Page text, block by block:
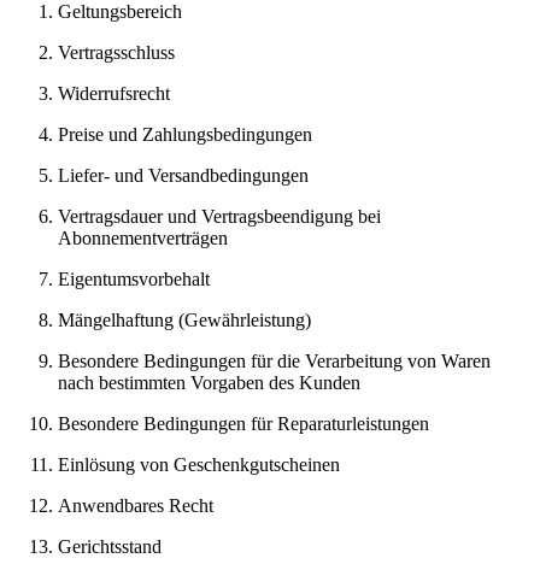
Geltungsbereich
Vertragsschluss
Widerrufsrecht
Preise und Zahlungsbedingungen
Liefer- und Versandbedingungen
Vertragsdauer und Vertragsbeendigung bei
Abonnementverträgen
Eigentumsvorbehalt
Mängelhaftung (Gewährleistung)
Besondere Bedingungen für die Verarbeitung von Waren
nach bestimmten Vorgaben des Kunden
Besondere Bedingungen für Reparaturleistungen
Einlösung von Geschenkgutscheinen
Anwendbares Recht
Gerichtsstand